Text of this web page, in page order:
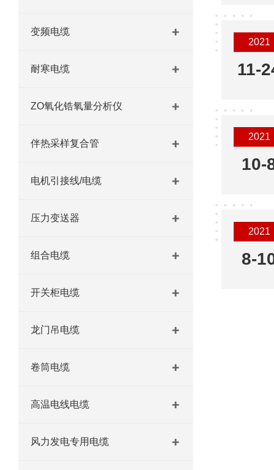
变频电缆
耐寒电缆
ZO氧化锆氧量分析仪
伴热采样复合管
电机引接线/电缆
压力变送器
组合电缆
开关柜电缆
龙门吊电缆
卷筒电缆
高温电线电缆
风力发电专用电缆
2021
11-
2021
10-
2021
8-